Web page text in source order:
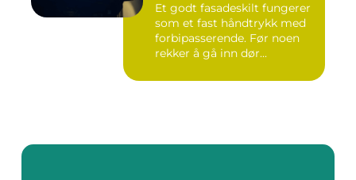
Et godt fasadeskilt fungerer
som et fast håndtrykk med
forbipasserende. Før noen
rekker å gå inn dør...